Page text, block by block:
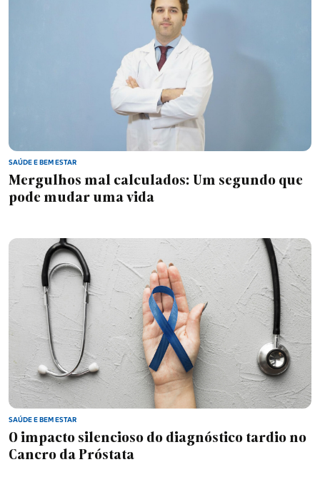
Falecimentos
SAÚDE E BEM ESTAR
Mergulhos mal calculados: Um segundo que
pode mudar uma vida
SAÚDE E BEM ESTAR
O impacto silencioso do diagnóstico tardio no
Cancro da Próstata